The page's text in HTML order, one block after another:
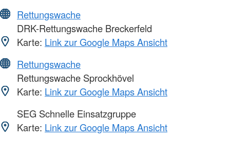
Rettungswache
DRK-Rettungswache Breckerfeld
Karte: Link zur Google Maps Ansicht
Rettungswache
Rettungswache Sprockhövel
Karte: Link zur Google Maps Ansicht
SEG Schnelle Einsatzgruppe
Karte: Link zur Google Maps Ansicht